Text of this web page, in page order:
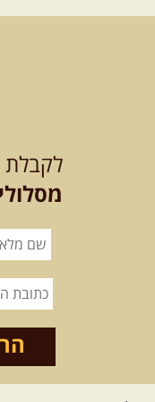
למגוון רכבי שטח
בחרנו לילה מיוחד לטיול מיוחד!
השמיים יהיו נקיים, הכוכבים ...
שישי-
ואתגרים בצפון הרמה
מסלול חדש בצפון רמת הגולן
מדריך תושב האזור. המסלול ...
לקבלת